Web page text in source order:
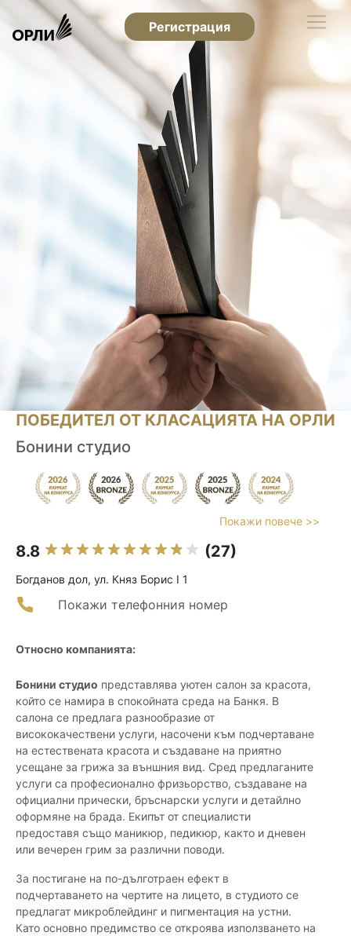
Регистрация
ПОБЕДИТЕЛ ОТ КЛАСАЦИЯТА НА ОРЛИ
Бонини студио
Покажи повече >>
8.8 (27)
Богданов дол, ул. Княз Борис I 1
Покажи телефонния номер
Относно компанията:
Бонини студио представлява уютен салон за красота,
който се намира в спокойната среда на Банкя. В
салона се предлага разнообразие от
висококачествени услуги, насочени към подчертаване
на естествената красота и създаване на приятно
усещане за грижа за външния вид. Сред предлаганите
услуги са професионално фризьорство, създаване на
официални прически, бръснарски услуги и детайлно
оформяне на брада. Екипът от специалисти
предоставя също маникюр, педикюр, както и дневен
или вечерен грим за различни поводи.
За постигане на по-дълготраен ефект в
подчертаването на чертите на лицето, в студиото се
предлагат микроблейдинг и пигментация на устни.
Като основно предимство се откроява използването на